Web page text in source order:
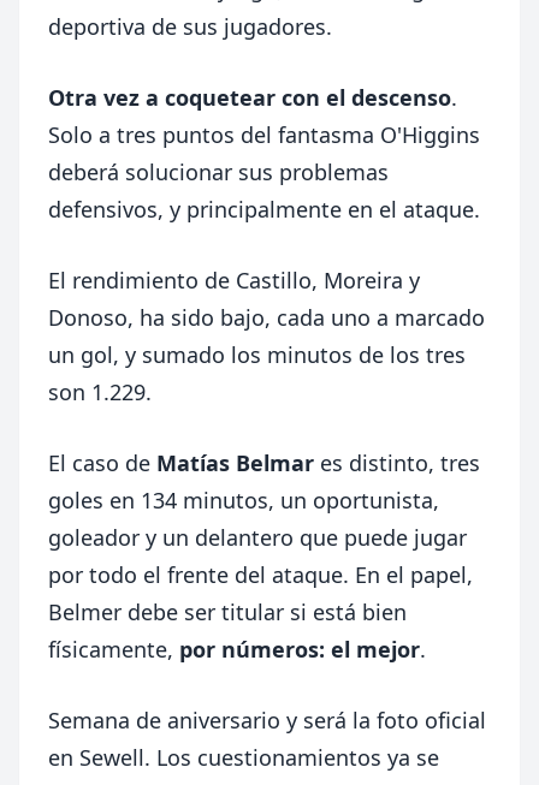
deportiva de sus jugadores.
Otra vez a coquetear con el descenso.
Solo a tres puntos del fantasma O'Higgins
deberá solucionar sus problemas
defensivos, y principalmente en el ataque.
El rendimiento de Castillo, Moreira y
Donoso, ha sido bajo, cada uno a marcado
un gol, y sumado los minutos de los tres
son 1.229.
El caso de Matías Belmar es distinto, tres
goles en 134 minutos, un oportunista,
goleador y un delantero que puede jugar
por todo el frente del ataque. En el papel,
Belmer debe ser titular si está bien
físicamente, por números: el mejor.
Semana de aniversario y será la foto oficial
en Sewell. Los cuestionamientos ya se